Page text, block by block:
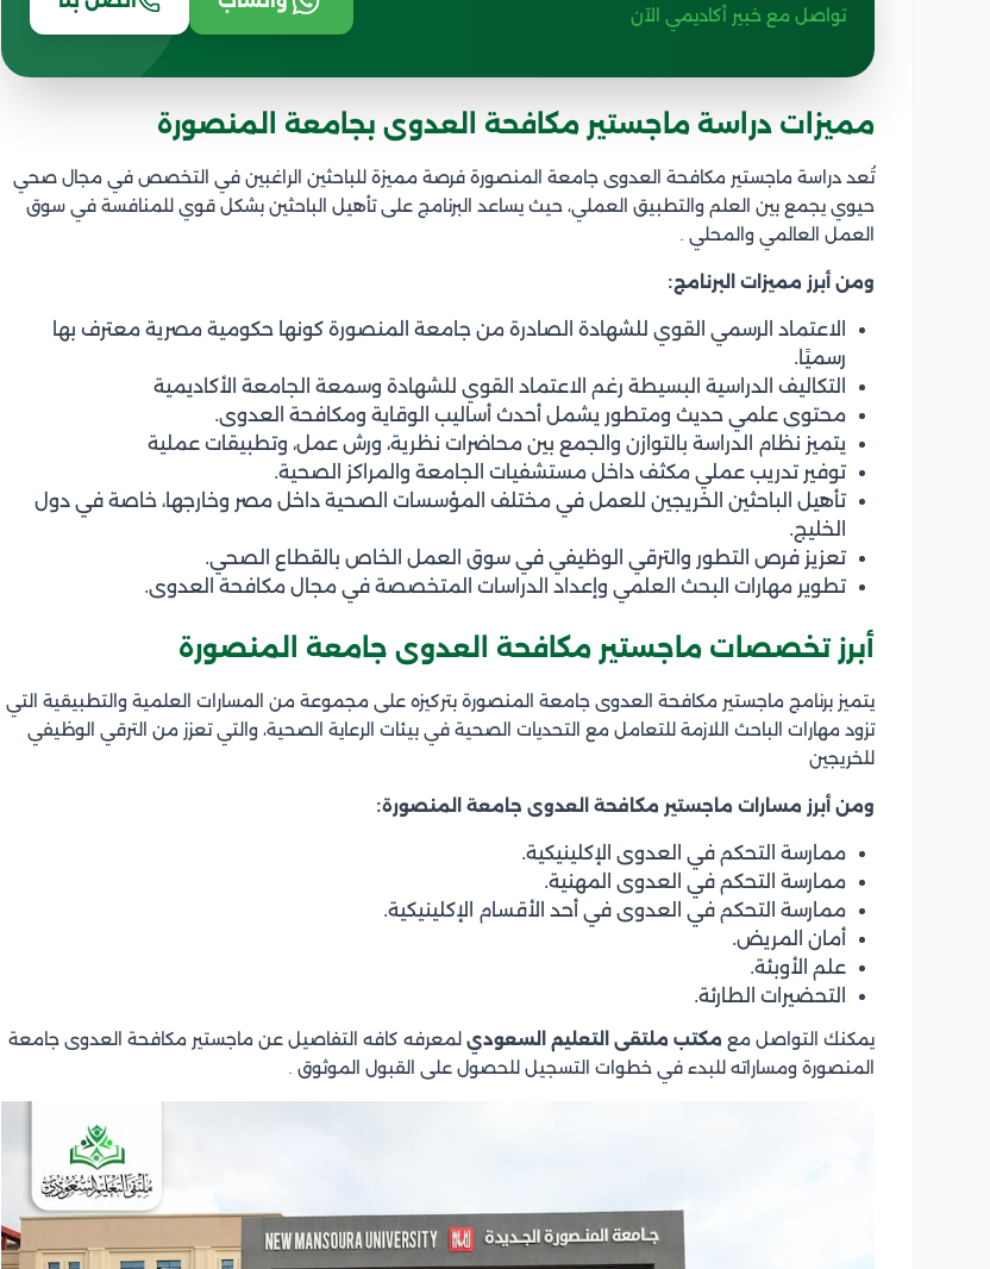
تواصل مع خبير أكاديمي الآن
مميزات دراسة ماجستير مكافحة العدوى بجامعة المنصورة
تُعد دراسة ماجستير مكافحة العدوى جامعة المنصورة فرصة مميزة للباحثين الراغبين في التخصص في مجال صحي
حيوي يجمع بين العلم والتطبيق العملي، حيث يساعد البرنامج على تأهيل الباحثين بشكل قوي للمنافسة في سوق
العمل العالمي والمحلي .
ومن أبرز مميزات البرنامج:
الاعتماد الرسمي القوي للشهادة الصادرة من جامعة المنصورة كونها حكومية مصرية معترف بها
رسميًا.
التكاليف الدراسية البسيطة رغم الاعتماد القوي للشهادة وسمعة الجامعة الأكاديمية
محتوى علمي حديث ومتطور يشمل أحدث أساليب الوقاية ومكافحة العدوى.
يتميز نظام الدراسة بالتوازن والجمع بين محاضرات نظرية، ورش عمل، وتطبيقات عملية
توفير تدريب عملي مكثف داخل مستشفيات الجامعة والمراكز الصحية.
تأهيل الباحثين الخريجين للعمل في مختلف المؤسسات الصحية داخل مصر وخارجها، خاصة في دول
الخليج.
تعزيز فرص التطور والترقي الوظيفي في سوق العمل الخاص بالقطاع الصحي.
تطوير مهارات البحث العلمي وإعداد الدراسات المتخصصة في مجال مكافحة العدوى.
أبرز تخصصات ماجستير مكافحة العدوى جامعة المنصورة
يتميز برنامج ماجستير مكافحة العدوى جامعة المنصورة بتركيزه على مجموعة من المسارات العلمية والتطبيقية التي
تزود مهارات الباحث اللازمة للتعامل مع التحديات الصحية في بيئات الرعاية الصحية، والتي تعزز من الترقي الوظيفي
للخريجين
ومن أبرز مسارات ماجستير مكافحة العدوى جامعة المنصورة:
ممارسة التحكم في العدوى الإكلينيكية.
ممارسة التحكم في العدوى المهنية.
ممارسة التحكم في العدوى في أحد الأقسام الإكلينيكية.
أمان المريض.
علم الأوبئة.
التحضيرات الطارئة.
يمكنك التواصل مع مكتب ملتقى التعليم السعودي لمعرفه كافه التفاصيل عن ماجستير مكافحة العدوى جامعة
المنصورة ومساراته للبدء في خطوات التسجيل للحصول على القبول الموثوق .